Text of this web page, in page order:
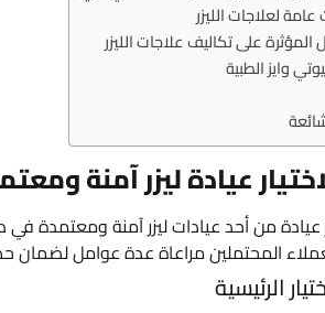
عامة لعلاجات الليزر
المؤثرة على تكاليف علاجات الليزر
وايز الطبية
عيادة ليزر آمنة
عيادة من أحد عيادات ليزر آمنة ومعتمدة
المحتملين مراعاة عدة عوامل
الرئيسية